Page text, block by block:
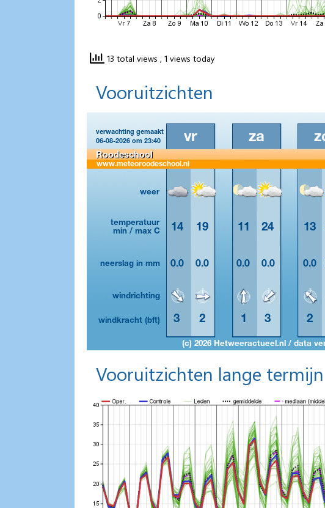
13 total views , 1 views today
Vooruitzichten
Vooruitzichten lange termijn